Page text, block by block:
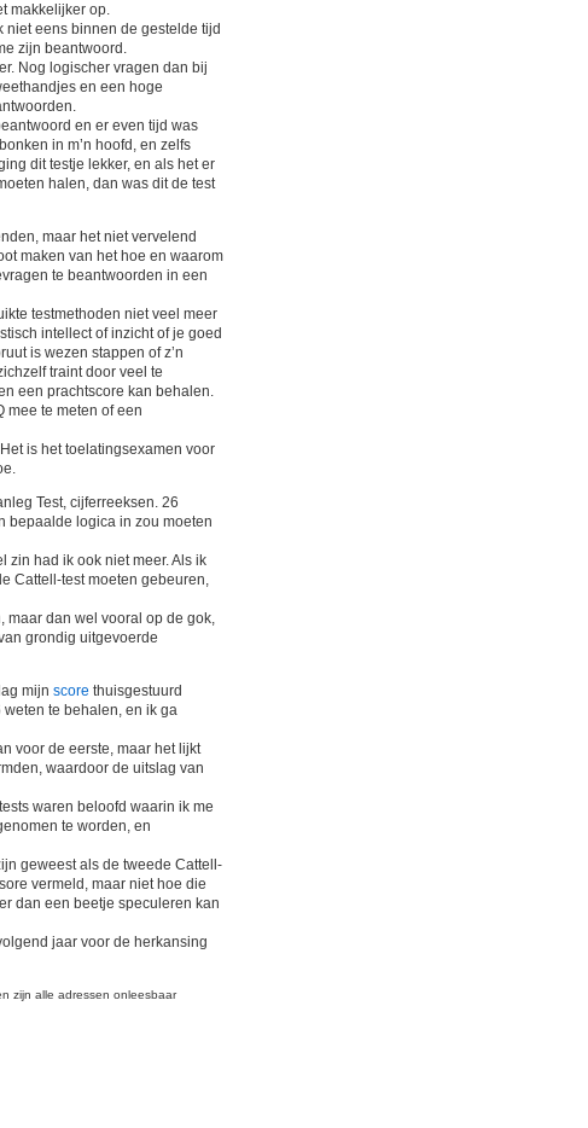
makkelijker op.
niet eens binnen de gestelde tijd
zijn beantwoord.
Nog logischer vragen dan bij
en een hoge
en er even tijd was
in m’n hoofd, en zelfs
dit testje lekker, en als het er
halen, dan was dit de test
maar het niet vervelend
maken van het hoe en waarom
te beantwoorden in een
testmethoden niet veel meer
intellect of inzicht of je goed
is wezen stappen of z’n
traint door veel te
een prachtscore kan behalen.
mee te meten of een
is het toelatingsexamen voor
Test, cijferreeksen. 26
bepaalde logica in zou moeten
zin had ik ook niet meer. Als ik
Cattell-test moeten gebeuren,
maar dan wel vooral op de gok,
grondig uitgevoerde
mijn score thuisgestuurd
te behalen, en ik ga
voor de eerste, maar het lijkt
waardoor de uitslag van
waren beloofd waarin ik me
te worden, en
geweest als de tweede Cattell-
vermeld, maar niet hoe die
dan een beetje speculeren kan
jaar voor de herkansing
zijn alle adressen onleesbaar